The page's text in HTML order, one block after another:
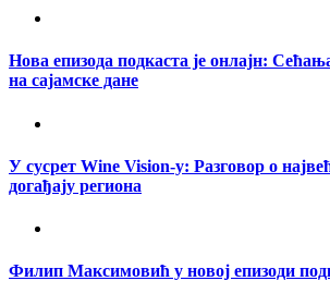
Нова епизода подкаста је онлајн:
на сајамске дане
У сусрет Wine Vision-у: Разговор о
догађају региона
Филип Максимовић у новој епизоди